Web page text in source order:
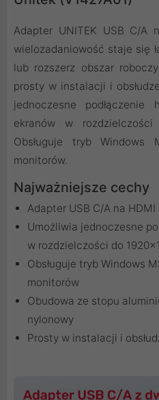
Adapter UNITEK USB C/A
wielozadaniowość staje się
lub rozszerz obszar
prosty w instalacji i
jednoczesne
ekranów w
Obsługuje tryb Windows
monitorów.
Najważniejsze cechy
Adapter USB C/A na
Umożliwia jednoczesne
w rozdzielczości do
Obsługuje tryb Windows
monitorów
Obudowa ze stopu
nylonowy
Prosty w instalacji i